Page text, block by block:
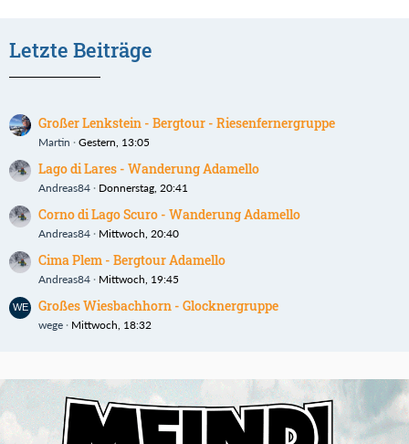
Letzte Beiträge
Großer Lenkstein - Bergtour - Riesenfernergruppe
Martin Gestern, 13:05
Lago di Lares - Wanderung Adamello
Andreas84 Donnerstag, 20:41
Corno di Lago Scuro - Wanderung Adamello
Andreas84 Mittwoch, 20:40
Cima Plem - Bergtour Adamello
Andreas84 Mittwoch, 19:45
Großes Wiesbachhorn - Glocknergruppe
wege Mittwoch, 18:32